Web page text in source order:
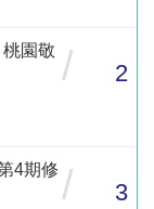
園敬 / 2
4期修 / 3